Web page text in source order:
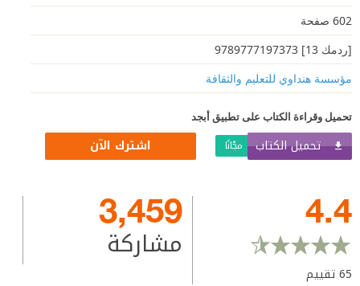
602 صفحة
[ردمك 13] 9789777197373
مؤسسة هنداوي للتعليم والثقافة
تحميل وقراءة الكتاب على تطبيق أبجد
تحميل الكتاب مجّانًا اشترك الآن
4.4
65تقييم
3,459
مشاركة